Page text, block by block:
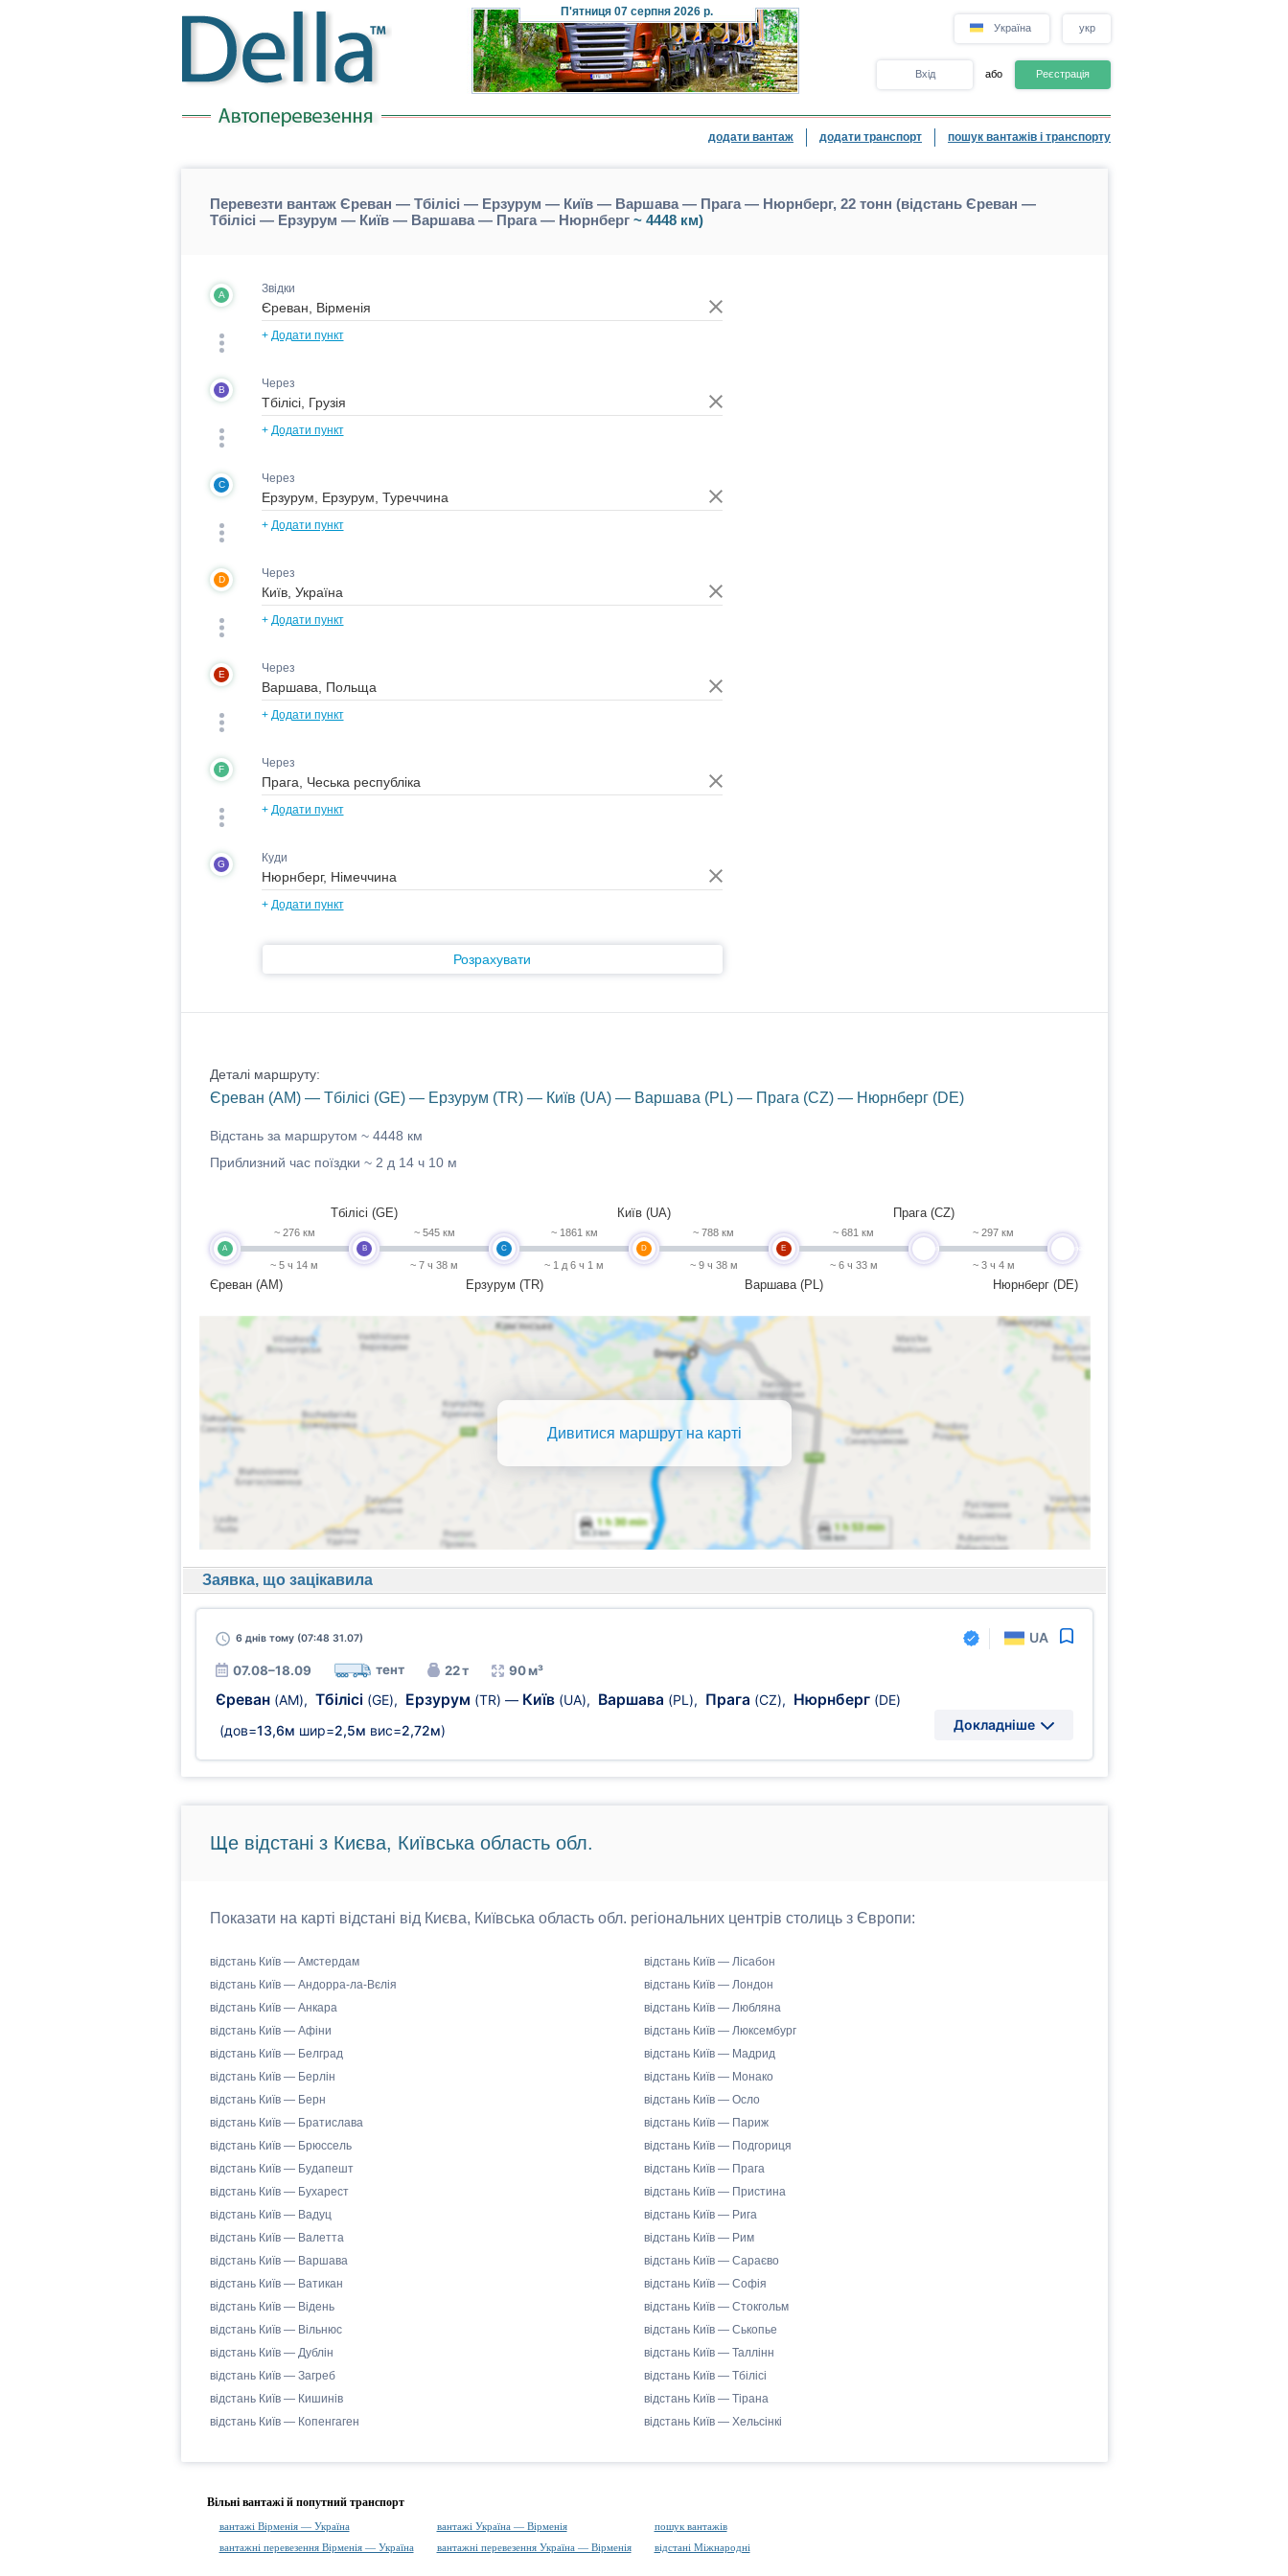
П'ятниця07 серпня 2026 р.
Україна укр
Вхід або Реєстрація
додати вантаж додати транспорт пошук вантажів і транспорту
Перевезти вантаж Єреван — Тбілісі — Ерзурум — Київ — Варшава — Прага — Нюрнберг, 22 тонн (відстань Єреван —
Тбілісі — Ерзурум — Київ — Варшава — Прага — Нюрнберг~ 4448 км)
A Звідки
+ Додати пункт
B Через
+ Додати пункт
C Через
+ Додати пункт
D Через
+ Додати пункт
E Через
+ Додати пункт
F Через
+ Додати пункт
G Куди
+ Додати пункт
Розрахувати
Деталі маршруту:
Єреван (AM) — Тбілісі (GE) — Ерзурум (TR) — Київ (UA) — Варшава (PL) — Прага (CZ) — Нюрнберг (DE)
Відстань за маршрутом ~ 4448 км
Приблизний час поїздки ~ 2 д 14 ч 10 м
A
Єреван (AM)
~ 276 км
~ 5 ч 14 м
B
Тбілісі (GE)
~ 545 км
~ 7 ч 38 м
C
Ерзурум (TR)
~ 1861 км
~ 1 д 6 ч 1 м
D
Київ (UA)
~ 788 км
~ 9 ч 38 м
E
Варшава (PL)
~ 681 км
~ 6 ч 33 м
undefined
Прага (CZ)
~ 297 км
~ 3 ч 4 м
Нюрнберг (DE)
Дивитися маршрут на карті
Заявка, що зацікавила
6 днівтому (07:48 31.07) UA
07.08–18.09 тент 22 т 90 м³
Єреван (AM), Тбілісі (GE), Ерзурум (TR) — Київ (UA), Варшава (PL), Прага (CZ), Нюрнберг (DE)
(дов=13,6м шир=2,5м вис=2,72м) Докладніше
Ще відстані з Києва, Київська область обл.
Показати на карті відстані від Києва, Київська область обл. регіональних центрів столиць з Європи:
відстань Київ — Амстердам
відстань Київ — Андорра-ла-Вєлія
відстань Київ — Анкара
відстань Київ — Афіни
відстань Київ — Белград
відстань Київ — Берлін
відстань Київ — Берн
відстань Київ — Братислава
відстань Київ — Брюссель
відстань Київ — Будапешт
відстань Київ — Бухарест
відстань Київ — Вадуц
відстань Київ — Валетта
відстань Київ — Варшава
відстань Київ — Ватикан
відстань Київ — Відень
відстань Київ — Вільнюс
відстань Київ — Дублін
відстань Київ — Загреб
відстань Київ — Кишинів
відстань Київ — Копенгаген
відстань Київ — Лісабон
відстань Київ — Лондон
відстань Київ — Любляна
відстань Київ — Люксембург
відстань Київ — Мадрид
відстань Київ — Монако
відстань Київ — Осло
відстань Київ — Париж
відстань Київ — Подгориця
відстань Київ — Прага
відстань Київ — Пристина
відстань Київ — Рига
відстань Київ — Рим
відстань Київ — Сараєво
відстань Київ — Софія
відстань Київ — Стокгольм
відстань Київ — Ськопье
відстань Київ — Таллінн
відстань Київ — Тбілісі
відстань Київ — Тірана
відстань Київ — Хельсінкі
Вільні вантажі й попутний транспорт
вантажі Вірменія — Україна вантажі Україна — Вірменія
пошук вантажів
вантажні перевезення Вірменія — Україна
вантажні перевезення Україна — Вірменія відстані Міжнародні